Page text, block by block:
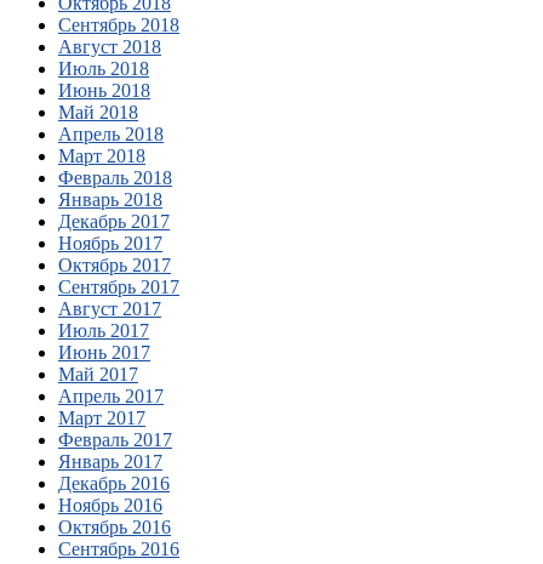
Сентябрь 2018
Август 2018
Июль 2018
Июнь 2018
Май 2018
Апрель 2018
Март 2018
Февраль 2018
Январь 2018
Декабрь 2017
Ноябрь 2017
Октябрь 2017
Сентябрь 2017
Август 2017
Июль 2017
Июнь 2017
Май 2017
Апрель 2017
Март 2017
Февраль 2017
Январь 2017
Декабрь 2016
Ноябрь 2016
Октябрь 2016
Сентябрь 2016